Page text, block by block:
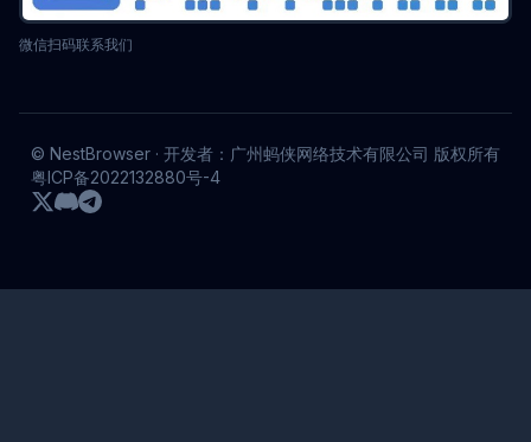
微信扫码联系我们
© NestBrowser · 开发者：广州蚂侠网络技术有限公司 版权所有
粤ICP备2022132880号-4